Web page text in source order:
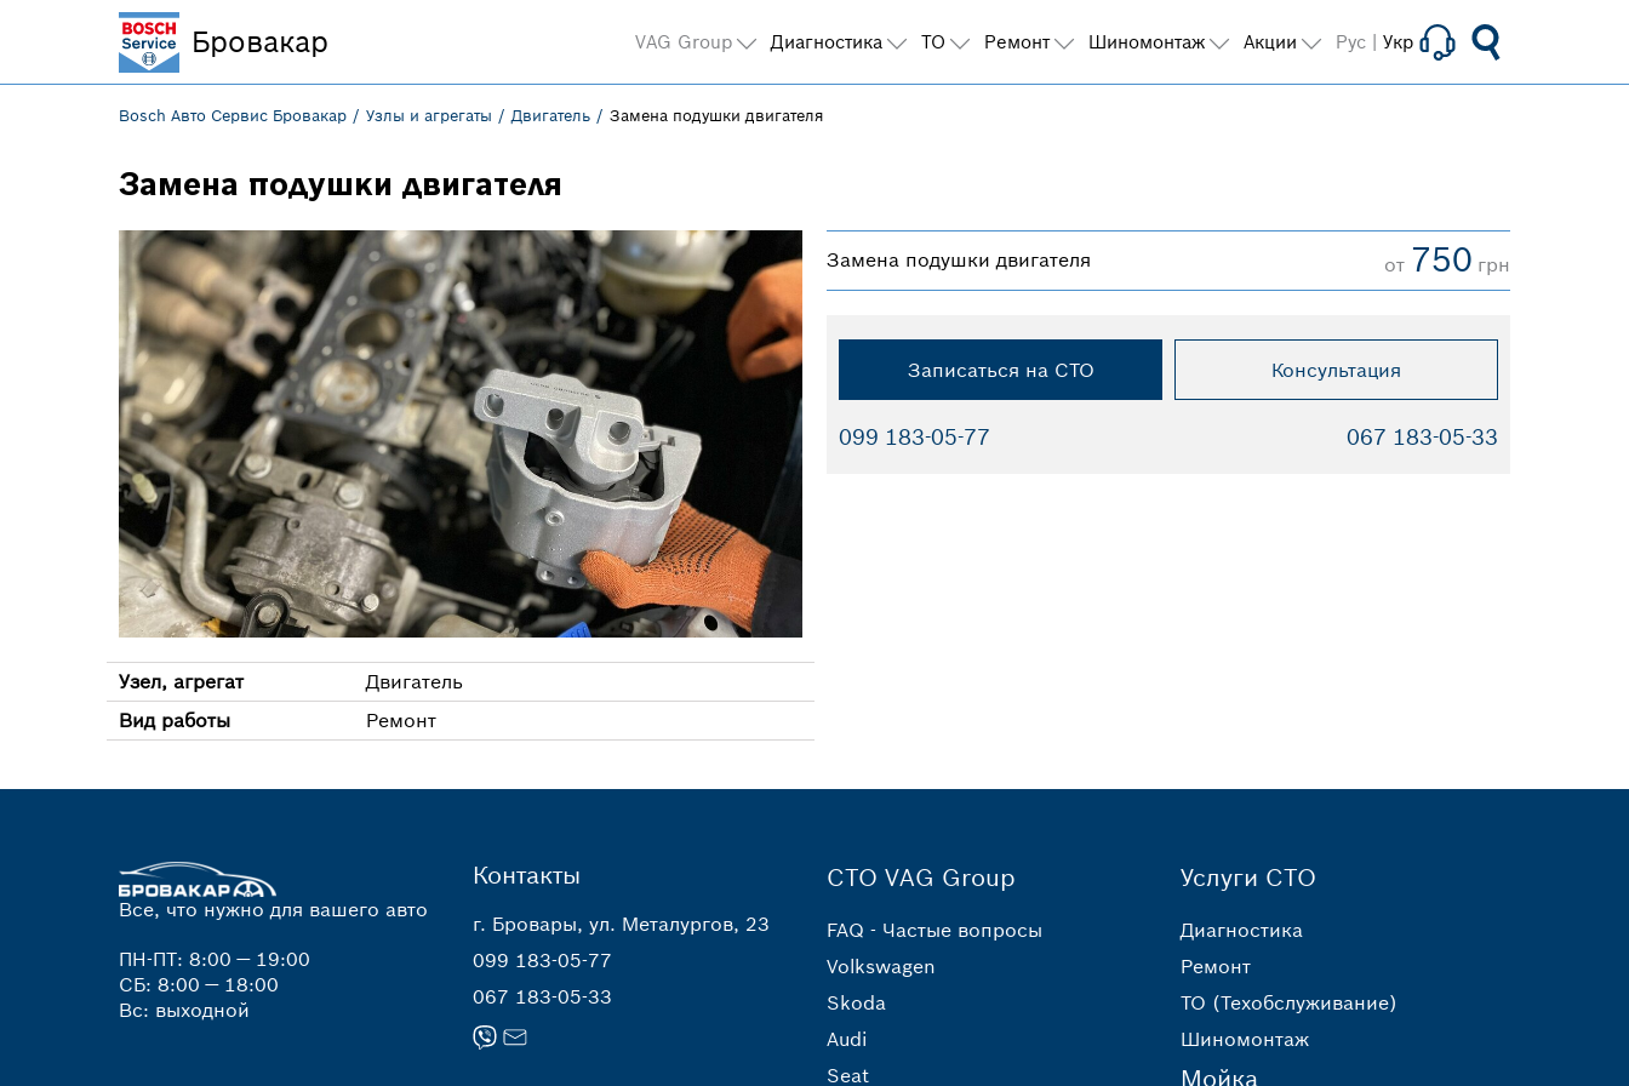
Bosch Авто Сервис Бровакар Узлы и агрегаты Двигатель Замена подушки двигателя
Замена подушки двигателя
Замена подушки двигателя от 750 грн
Записаться на СТО Консультация
099 183-05-77 067 183-05-33
Узел, агрегат
Двигатель
Вид работы
Ремонт
Все, что нужно для вашего авто
ПН-ПТ: 8:00 — 19:00
СБ: 8:00 — 18:00
Вс: выходной
Контакты
г. Бровары, ул. Металургов, 23
099 183-05-77
067 183-05-33
СТО VAG Group
FAQ - Частые вопросы
Volkswagen
Skoda
Audi
Seat
Услуги СТО
Диагностика
Ремонт
ТО (Техобслуживание)
Шиномонтаж
Мойка
Бровакар VAG Group Диагностика ТО Ремонт Шиномонтаж Акции Рус | Укр